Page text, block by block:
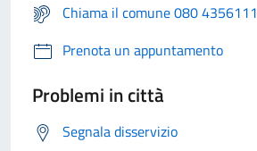
Chiama il comune 080 4356111
Prenota un appuntamento
Problemi in città
Segnala disservizio